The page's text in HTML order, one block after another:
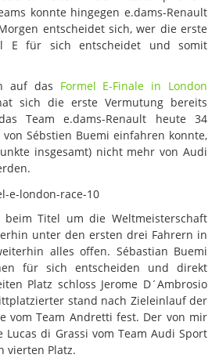
konnte hingegen e.dams-Renault
entscheidet sich, wer die erste
E für sich entscheidet und somit
auf das Formel E-Finale in London
sich die erste Vermutung bereits
Team e.dams-Renault heute 34
Sébstien Buemi einfahren konnte,
insgesamt) nicht mehr von Audi
Titel um die Weltmeisterschaft
unter den ersten drei Fahrern in
alles offen. Sébastian Buemi
für sich entscheiden und direkt
Platz schloss Jerome D´Ambrosio
stand nach Zieleinlauf der
vom Team Andretti fest. Der von mir
Lucas di Grassi vom Team Audi Sport
vierten Platz.